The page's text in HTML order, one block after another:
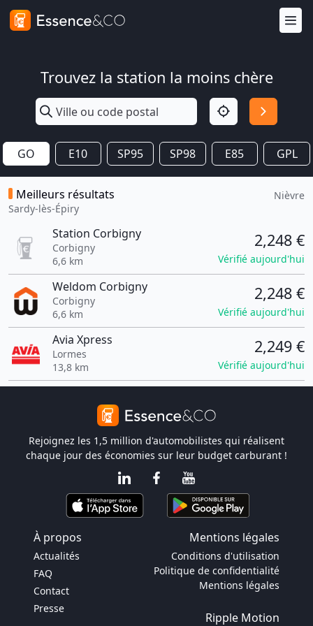
Trouvez la station la moins chère
GO E10 SP95 SP98 E85 GPL
Meilleurs résultats
Sardy-lès-Épiry
Nièvre
Station Corbigny
Corbigny
6,6 km
2,248 €
Vérifié aujourd'hui
Weldom Corbigny
Corbigny
6,6 km
2,248 €
Vérifié aujourd'hui
Avia Xpress
Lormes
13,8 km
2,249 €
Vérifié aujourd'hui
Rejoignez les 1,5 million d'automobilistes qui réalisent
chaque jour des économies sur leur budget carburant !
À propos Mentions légales
Actualités
FAQ
Contact
Presse
Conditions d'utilisation
Politique de confidentialité
Mentions légales
Ripple Motion